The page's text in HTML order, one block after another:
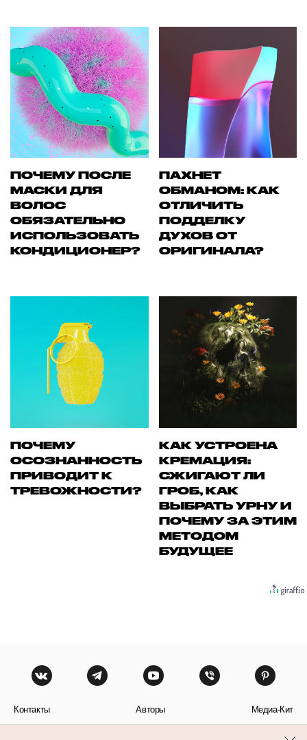
ПОЧЕМУ ПОСЛЕ
МАСКИ ДЛЯ
ВОЛОС
ОБЯЗАТЕЛЬНО
ИСПОЛЬЗОВАТЬ
КОНДИЦИОНЕР?
ПАХНЕТ
ОБМАНОМ: КАК
ОТЛИЧИТЬ
ПОДДЕЛКУ
ДУХОВ ОТ
ОРИГИНАЛА?
ПОЧЕМУ
ОСОЗНАННОСТЬ
ПРИВОДИТ К
ТРЕВОЖНОСТИ?
КАК УСТРОЕНА
КРЕМАЦИЯ:
СЖИГАЮТ ЛИ
ГРОБ, КАК
ВЫБРАТЬ УРНУ И
ПОЧЕМУ ЗА ЭТИМ
МЕТОДОМ
БУДУЩЕЕ
Контакты Авторы Медиа-Кит